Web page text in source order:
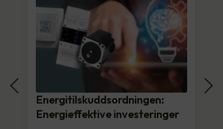
Energitilskuddsordningen:
Energieffektive investeringer